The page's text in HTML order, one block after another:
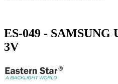
ES-049 - SAMSUNG
3V